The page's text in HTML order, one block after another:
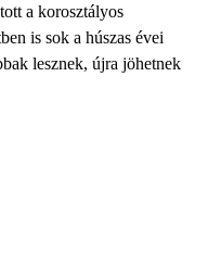
a korosztályos
is sok a húszas évei
lesznek, újra jöhetnek